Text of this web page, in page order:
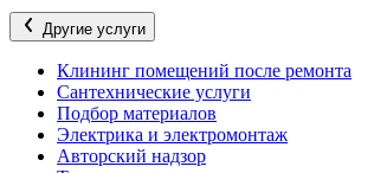
Другие услуги
Клининг помещений после ремонта
Сантехнические услуги
Подбор материалов
Электрика и электромонтаж
Авторский надзор